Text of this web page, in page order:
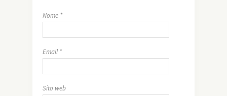
Nome *
Email *
Sito web